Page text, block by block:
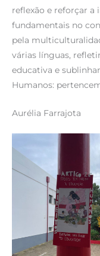
reflexão e reforçar a
fundamentais no
pela
várias línguas,
educativa e
Humanos:
Aurélia Farrajota